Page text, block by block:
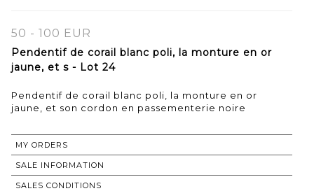
50 - 100 EUR
Pendentif de corail blanc poli, la monture en or
jaune, et s - Lot 24
Pendentif de corail blanc poli, la monture en or
jaune, et son cordon en passementerie noire
MY ORDERS
SALE INFORMATION
SALES CONDITIONS